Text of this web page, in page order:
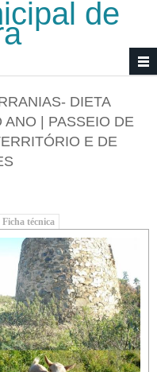
de
DIETA
ANO | PASSEIO DE
E DE
Ficha técnica